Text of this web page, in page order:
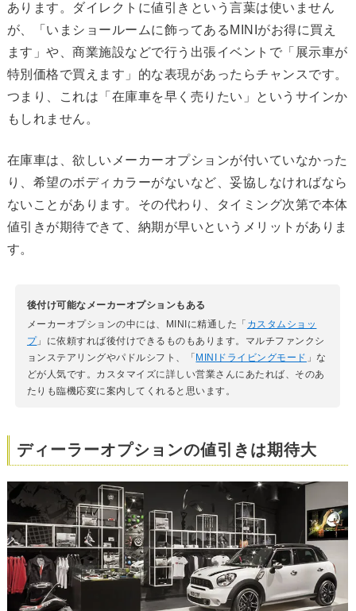
あります。ダイレクトに値引きという言葉は使いません
が、「いまショールームに飾ってあるMINIがお得に買え
ます」や、商業施設などで行う出張イベントで「展示車が
特別価格で買えます」的な表現があったらチャンスです。
つまり、これは「在庫車を早く売りたい」というサインか
もしれません。
在庫車は、欲しいメーカーオプションが付いていなかった
り、希望のボディカラーがないなど、妥協しなければなら
ないことがあります。その代わり、タイミング次第で本体
値引きが期待できて、納期が早いというメリットがありま
す。
後付け可能なメーカーオプションもある
メーカーオプションの中には、MINIに精通した「 カスタムショッ
プ」に依頼すれば後付けできるものもあります。マルチファンクシ
ョンステアリングやパドルシフト、「 MINIドライビングモード 」な
どが人気です。カスタマイズに詳しい営業さんにあたれば、そのあ
たりも臨機応変に案内してくれると思います。
ディーラーオプションの値引きは期待大